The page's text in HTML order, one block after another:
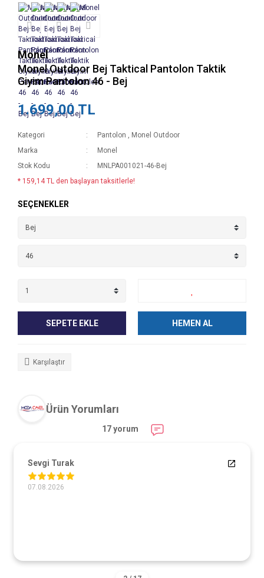
Monel
Monel Outdoor Bej Taktical Pantolon Taktik
Giyim Pantolon 46 - Bej
1.699,00 TL
Kategori Pantolon , Monel Outdoor
Marka
Monel
Stok Kodu
MNLPA001021-46-Bej
* 159,14 TL den başlayan taksitlerle!
SEÇENEKLER
SEPETE EKLE HEMEN AL
Karşılaştır
Ürün Yorumları
17 yorum
Sevgi Turak
07.08.2026